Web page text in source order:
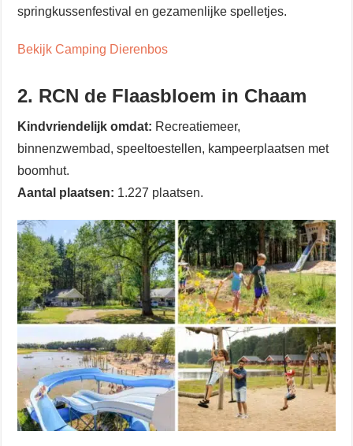
springkussenfestival en gezamenlijke spelletjes.
Bekijk Camping Dierenbos
2. RCN de Flaasbloem in Chaam
Kindvriendelijk omdat: Recreatiemeer,
binnenzwembad, speeltoestellen, kampeerplaatsen met
boomhut.
Aantal plaatsen: 1.227 plaatsen.